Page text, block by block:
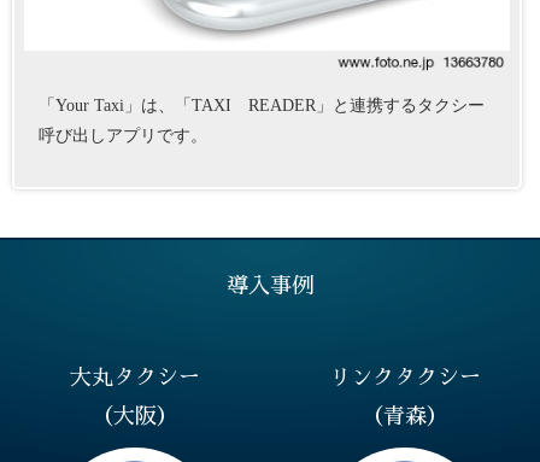
「Your Taxi」は、「TAXI READER」と連携するタクシー
呼び出しアプリです。
導入事例
大丸タクシー
（大阪）
リンクタクシー
（青森）